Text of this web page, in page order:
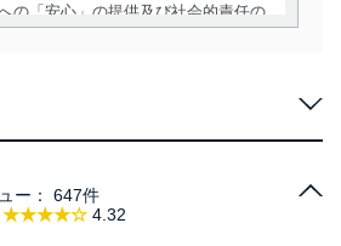
の「安心」の提供及び社会的責任の
本人の同意を得たうえで利用目的の
います。また、当社が保有している
得ずに目的外利用、第三者への提
★★★★☆ 4.32
ー： 647件